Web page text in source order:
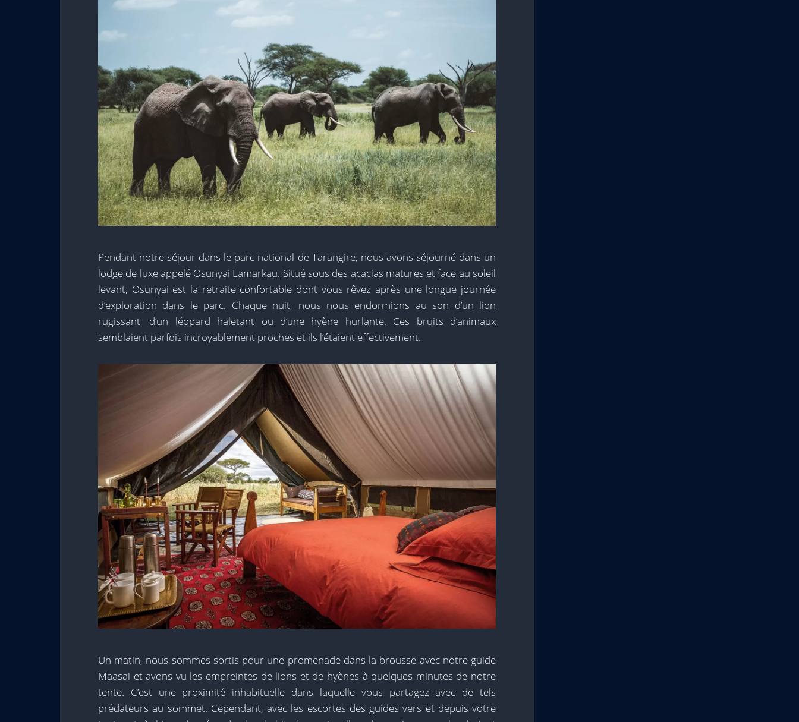
Pendant notre séjour dans le parc national de Tarangire, nous avons séjourné dans un
lodge de luxe appelé Osunyai Lamarkau. Situé sous des acacias matures et face au soleil
levant, Osunyai est la retraite confortable dont vous rêvez après une longue journée
d’exploration dans le parc. Chaque nuit, nous nous endormions au son d’un lion
rugissant, d’un léopard haletant ou d’une hyène hurlante. Ces bruits d’animaux
semblaient parfois incroyablement proches et ils l’étaient effectivement.
Un matin, nous sommes sortis pour une promenade dans la brousse avec notre guide
Maasai et avons vu les empreintes de lions et de hyènes à quelques minutes de notre
tente. C’est une proximité inhabituelle dans laquelle vous partagez avec de tels
prédateurs au sommet. Cependant, avec les escortes des guides vers et depuis votre